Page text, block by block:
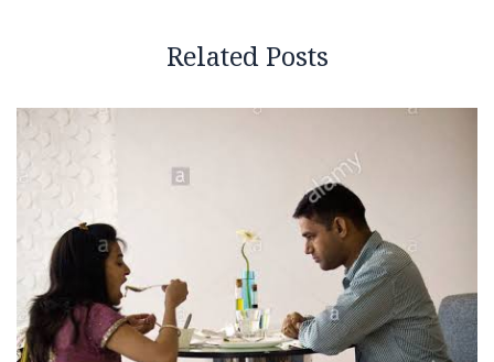
Related Posts